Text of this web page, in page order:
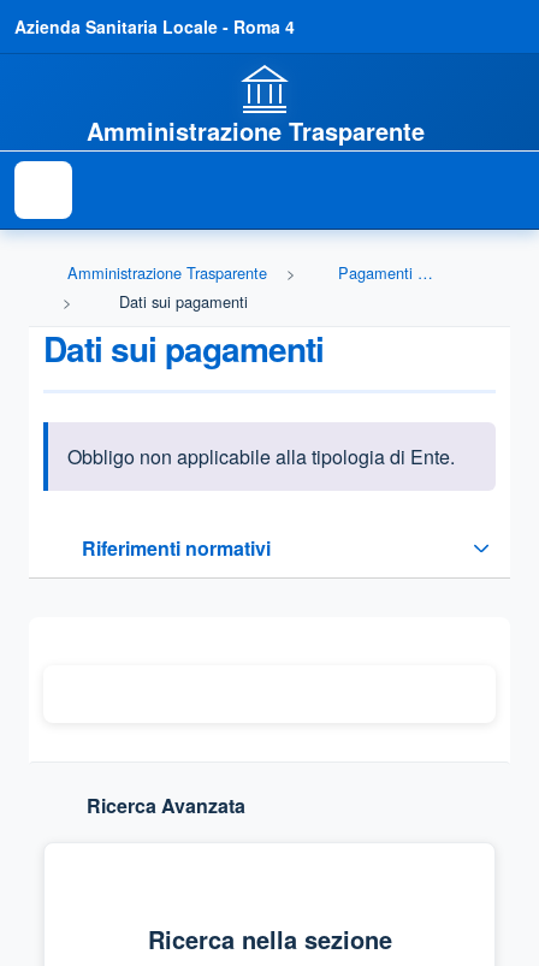
Azienda Sanitaria Locale - Roma 4
Amministrazione Trasparente
Amministrazione Trasparente
Pagamenti dell'amministrazione
Dati sui pagamenti
Dati sui pagamenti
Informazioni introduttive
Obbligo non applicabile alla tipologia di Ente.
Riferimenti normativi
Sezione compressa
Ricerca Avanzata
Ricerca nella sezione